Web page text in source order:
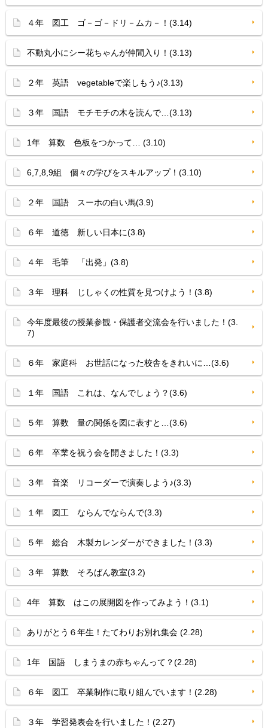
４年 図工 ゴ－ゴ－ドリ－ムカ－！(3.14)
不動丸小にシー花ちゃんが仲間入り！(3.13)
２年 英語 vegetableで楽しもう♪(3.13)
３年 国語 モチモチの木を読んで…(3.13)
1年 算数 色板をつかって… (3.10)
6,7,8,9組 個々の学びをスキルアップ！(3.10)
２年 国語 スーホの白い馬(3.9)
６年 道徳 新しい日本に(3.8)
４年 毛筆 「出発」(3.8)
３年 理科 じしゃくの性質を見つけよう！(3.8)
今年度最後の授業参観・保護者交流会を行いました！(3.
7)
６年 家庭科 お世話になった校舎をきれいに…(3.6)
１年 国語 これは、なんでしょう？(3.6)
５年 算数 量の関係を図に表すと…(3.6)
６年 卒業を祝う会を開きました！(3.3)
３年 音楽 リコーダーで演奏しよう♪(3.3)
１年 図工 ならんでならんで(3.3)
５年 総合 木製カレンダーができました！(3.3)
３年 算数 そろばん教室(3.2)
4年 算数 はこの展開図を作ってみよう！(3.1)
ありがとう６年生！たてわりお別れ集会 (2.28)
1年 国語 しまうまの赤ちゃんって？(2.28)
６年 図工 卒業制作に取り組んでいます！(2.28)
３年 学習発表会を行いました！(2.27)